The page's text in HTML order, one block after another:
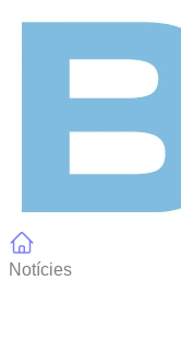
Notícies